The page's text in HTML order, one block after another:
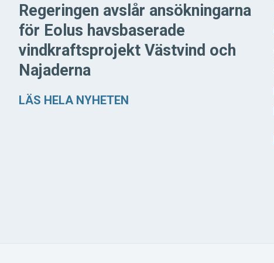
Regeringen avslår ansökningarna
för Eolus havsbaserade
vindkraftsprojekt Västvind och
Najaderna
LÄS HELA NYHETEN